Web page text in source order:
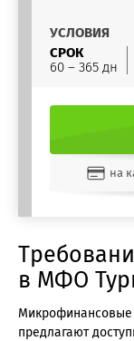
УСЛОВИЯ
СРОК
60 – 365 дн
на
в МФО
Микрофинансовые
предлагают